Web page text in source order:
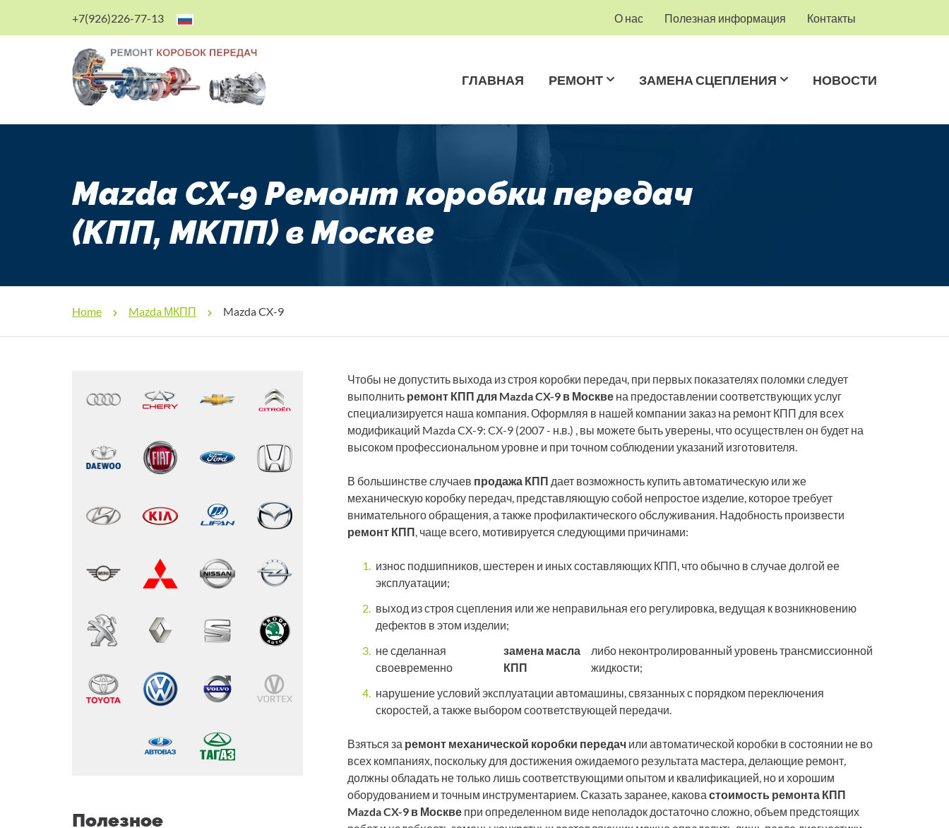
ГЛАВНАЯ РЕМОНТ ЗАМЕНА СЦЕПЛЕНИЯ НОВОСТИ
+7(926)226-77-13 О нас Полезная информация Контакты
Mazda CX-9 Ремонт коробки передач
(КПП, МКПП) в Москве
Home Mazda МКПП Mazda CX-9
Полезное
Чтобы не допустить выхода из строя коробки передач, при первых показателях поломки следует
выполнить ремонт КПП для Mazda CX-9 в Москве на предоставлении соответствующих услуг
специализируется наша компания. Оформляя в нашей компании заказ на ремонт КПП для всех
модификаций Mazda CX-9: CX-9 (2007 - н.в.) , вы можете быть уверены, что осуществлен он будет на
высоком профессиональном уровне и при точном соблюдении указаний изготовителя.
В большинстве случаев продажа КПП дает возможность купить автоматическую или же
механическую коробку передач, представляющую собой непростое изделие, которое требует
внимательного обращения, а также профилактического обслуживания. Надобность произвести
ремонт КПП, чаще всего, мотивируется следующими причинами:
износ подшипников, шестерен и иных составляющих КПП, что обычно в случае долгой ее
эксплуатации;
выход из строя сцепления или же неправильная его регулировка, ведущая к возникновению
дефектов в этом изделии;
не сделанная
своевременно
замена масла
КПП
либо неконтролированный уровень трансмиссионной
жидкости;
нарушение условий эксплуатации автомашины, связанных с порядком переключения
скоростей, а также выбором соответствующей передачи.
Взяться за ремонт механической коробки передач или автоматической коробки в состоянии не во
всех компаниях, поскольку для достижения ожидаемого результата мастера, делающие ремонт,
должны обладать не только лишь соответствующими опытом и квалификацией, но и хорошим
оборудованием и точным инструментарием. Сказать заранее, какова стоимость ремонта КПП
Mazda CX-9 в Москве при определенном виде неполадок достаточно сложно, объем предстоящих